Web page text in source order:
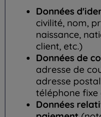
Données
civilité, nom,
naissance,
client, etc.)
Données de
adresse de
adresse
téléphone
Données